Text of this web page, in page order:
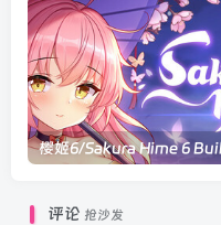
评论 抢沙发